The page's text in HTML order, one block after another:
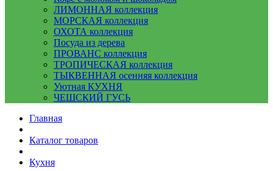
ЛИМОННАЯ коллекция
МОРСКАЯ коллекция
ОХОТА коллекция
Посуда из дерева
ПРОВАНС коллекция
ТРОПИЧЕСКАЯ коллекция
ТЫКВЕННАЯ осенняя коллекция
Уютная КУХНЯ
ЧЕШСКИЙ ГУСЬ
Главная
Каталог товаров
Кухня